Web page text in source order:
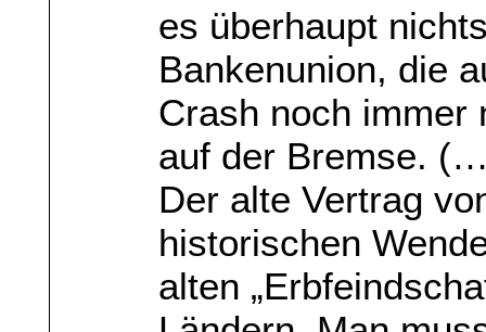
es überhaupt
Bankenunion, die
Crash noch immer
auf der Bremse.
Der alte Vertrag
historischen
alten